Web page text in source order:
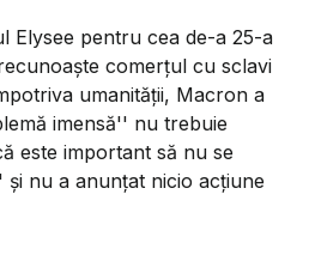
Elysee pentru cea de-a 25-a
comerțul cu sclavi
umanității, Macron a
imensă'' nu trebuie
este important să nu se
nu a anunțat nicio acțiune